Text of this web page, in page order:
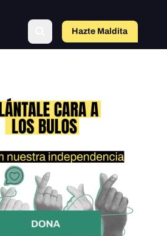
Hazte Maldita